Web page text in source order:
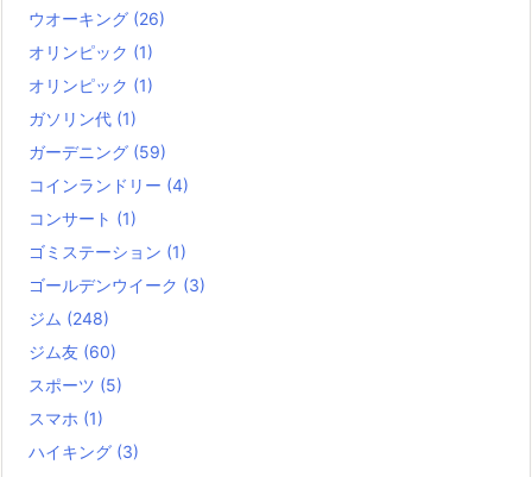
ウオーキング (26)
オリンピック (1)
オリンピック (1)
ガソリン代 (1)
ガーデニング (59)
コインランドリー (4)
コンサート (1)
ゴミステーション (1)
ゴールデンウイーク (3)
ジム (248)
ジム友 (60)
スポーツ (5)
スマホ (1)
ハイキング (3)